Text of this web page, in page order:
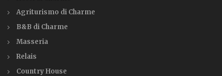
Agriturismo di Charme
B&B di Charme
Masseria
Relais
Country House